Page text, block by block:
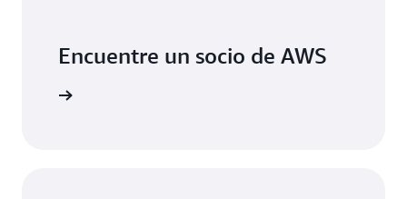
Encuentre un socio de AWS